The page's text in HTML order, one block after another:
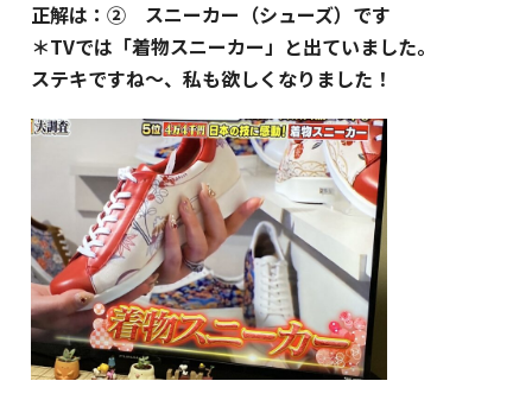
正解は：② スニーカー（シューズ）です
＊TVでは「着物スニーカー」と出ていました。
ステキですね～、私も欲しくなりました！